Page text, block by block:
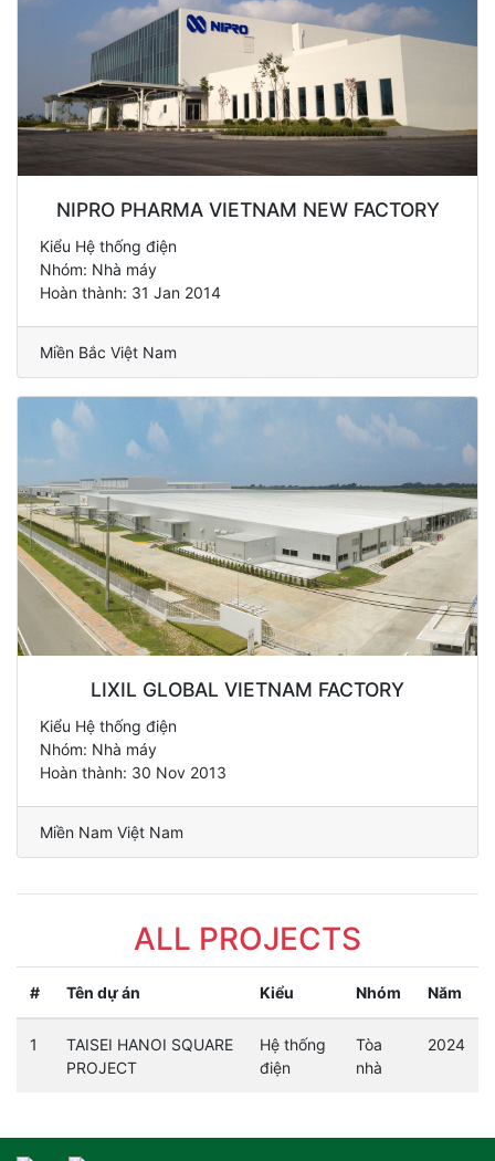
NIPRO PHARMA VIETNAM NEW FACTORY
Kiểu Hệ thống điện
Nhóm: Nhà máy
Hoàn thành: 31 Jan 2014
Miền Bắc Việt Nam
LIXIL GLOBAL VIETNAM FACTORY
Kiểu Hệ thống điện
Nhóm: Nhà máy
Hoàn thành: 30 Nov 2013
Miền Nam Việt Nam
ALL PROJECTS
# Tên dự án Kiểu Nhóm Năm
1
TAISEI HANOI SQUARE
PROJECT
Hệ thống
điện
Tòa
nhà
2024